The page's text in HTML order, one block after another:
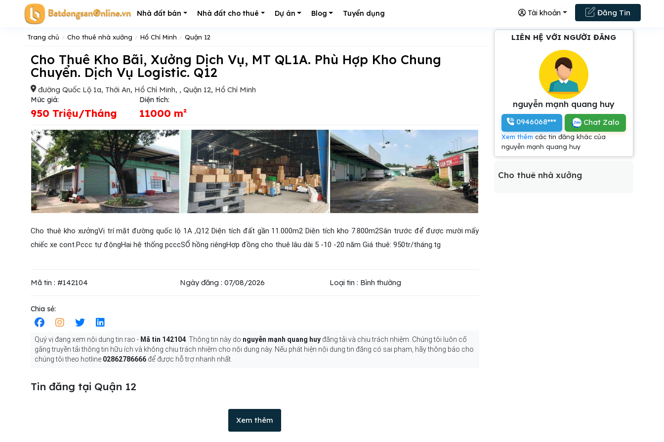
Nhà đất bán Nhà đất cho thuê Dự án Blog Tuyển dụng Đăng Tin
Tài khoản
Trang chủ Cho thuê nhà xưởng Hồ Chí Minh Quận 12
Cho Thuê Kho Bãi, Xưởng Dịch Vụ, MT QL1A. Phù Hợp Kho Chung
Chuyển. Dịch Vụ Logistic. Q12
đường Quốc Lộ 1a, Thới An, Hồ Chí Minh, , Quận 12, Hồ Chí Minh
Mức giá:
950 Triệu/Tháng
Diện tích:
11000 m²
Cho thuê kho xưởngVị trí mặt đường quốc lộ 1A ,Q12 Diện tích đất gần 11.000m2 Diện tích kho 7.800m2Sân trước để được mười mấy
chiếc xe cont.Pccc tự độngHai hệ thống pcccSỔ hồng riêngHợp đồng cho thuê lâu dài 5 -10 -20 năm Giá thuê: 950tr/tháng.tg
Mã tin : #142104 Ngày đăng : 07/08/2026 Loại tin : Bình thường
Chia sẻ:
Quý vị đang xem nội dung tin rao - Mã tin 142104 . Thông tin này do nguyễn mạnh quang huy đăng tải và chịu trách nhiệm. Chúng tôi luôn cố
gắng truyền tải thông tin hữu ích và không chịu trách nhiệm cho nội dung này. Nếu phát hiện nội dung tin đăng có sai phạm, hãy thông báo cho
chúng tôi theo hotline 02862786666 để được hỗ trợ nhanh nhất.
Tin đăng tại Quận 12
Xem thêm
LIÊN HỆ VỚI NGƯỜI ĐĂNG
nguyễn mạnh quang huy
0946068*** Chat Zalo
Xem thêm các tin đăng khác của
nguyễn mạnh quang huy
Cho thuê nhà xưởng